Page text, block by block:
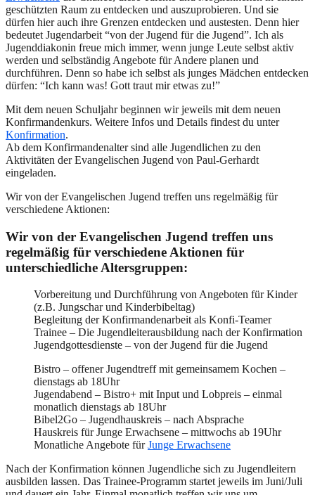
geschützten Raum zu entdecken und auszuprobieren. Und sie
dürfen hier auch ihre Grenzen entdecken und austesten. Denn hier
bedeutet Jugendarbeit “von der Jugend für die Jugend”. Ich als
Jugenddiakonin freue mich immer, wenn junge Leute selbst aktiv
werden und selbständig Angebote für Andere planen und
durchführen. Denn so habe ich selbst als junges Mädchen entdecken
dürfen: “Ich kann was! Gott traut mir etwas zu!”
Mit dem neuen Schuljahr beginnen wir jeweils mit dem neuen
Konfirmandenkurs. Weitere Infos und Details findest du unter
Konfirmation.
Ab dem Konfirmandenalter sind alle Jugendlichen zu den
Aktivitäten der Evangelischen Jugend von Paul-Gerhardt
eingeladen.
Wir von der Evangelischen Jugend treffen uns regelmäßig für
verschiedene Aktionen:
Wir von der Evangelischen Jugend treffen uns
regelmäßig für verschiedene Aktionen für
unterschiedliche Altersgruppen:
Vorbereitung und Durchführung von Angeboten für Kinder
(z.B. Jungschar und Kinderbibeltag)
Begleitung der Konfirmandenarbeit als Konfi-Teamer
Trainee – Die Jugendleiterausbildung nach der Konfirmation
Jugendgottesdienste – von der Jugend für die Jugend
Bistro – offener Jugendtreff mit gemeinsamem Kochen –
dienstags ab 18Uhr
Jugendabend – Bistro+ mit Input und Lobpreis – einmal
monatlich dienstags ab 18Uhr
Bibel2Go – Jugendhauskreis – nach Absprache
Hauskreis für Junge Erwachsene – mittwochs ab 19Uhr
Monatliche Angebote fürJunge Erwachsene
Nach der Konfirmation können Jugendliche sich zu Jugendleitern
ausbilden lassen. Das Trainee-Programm startet jeweils im Juni/Juli